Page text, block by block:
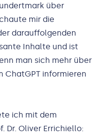
über
mir die
darauffolgenden
Inhalte und ist
man sich mehr über
ChatGPT informieren
ich mit dem
Dr. Oliver Errichiello: